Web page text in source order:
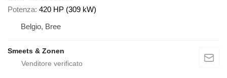
Potenza 420 HP (309 kW)
Belgio, Bree
Smeets & Zonen